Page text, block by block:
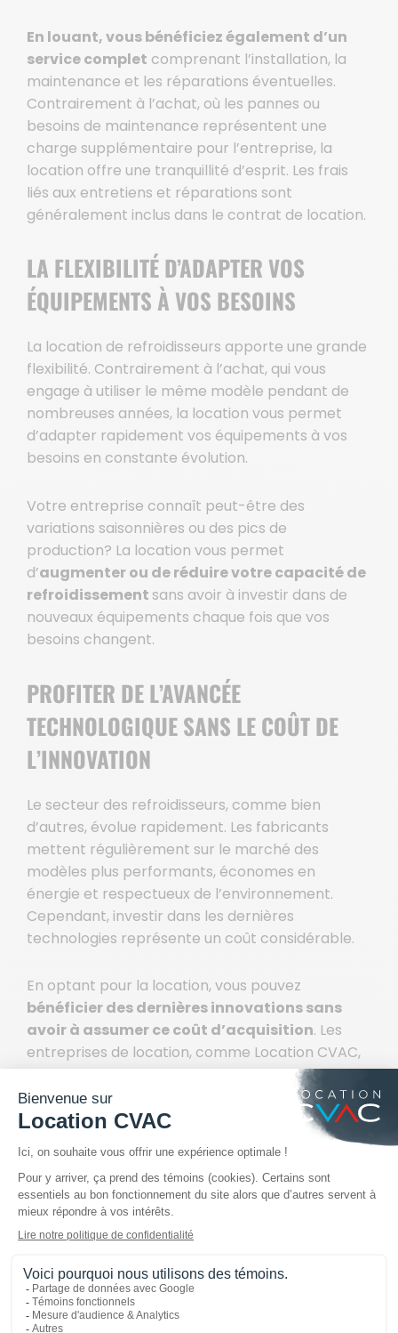
En louant, vous bénéficiez également d’un
service complet comprenant l’installation, la
maintenance et les réparations éventuelles.
Contrairement à l’achat, où les pannes ou
besoins de maintenance représentent une
charge supplémentaire pour l’entreprise, la
location offre une tranquillité d’esprit. Les frais
liés aux entretiens et réparations sont
généralement inclus dans le contrat de location.
LA FLEXIBILITÉ D’ADAPTER VOS
ÉQUIPEMENTS À VOS BESOINS
La location de refroidisseurs apporte une grande
flexibilité. Contrairement à l’achat, qui vous
engage à utiliser le même modèle pendant de
nombreuses années, la location vous permet
d’adapter rapidement vos équipements à vos
besoins en constante évolution.
Votre entreprise connaît peut-être des
variations saisonnières ou des pics de
production? La location vous permet
d’augmenter ou de réduire votre capacité de
refroidissement sans avoir à investir dans de
nouveaux équipements chaque fois que vos
besoins changent.
PROFITER DE L’AVANCÉE
TECHNOLOGIQUE SANS LE COÛT DE
L’INNOVATION
Le secteur des refroidisseurs, comme bien
d’autres, évolue rapidement. Les fabricants
mettent régulièrement sur le marché des
modèles plus performants, économes en
énergie et respectueux de l’environnement.
Cependant, investir dans les dernières
technologies représente un coût considérable.
En optant pour la location, vous pouvez
bénéficier des dernières innovations sans
avoir à assumer ce coût d’acquisition. Les
entreprises de location, comme Location CVAC,
proposent la plupart du temps des modèles
récents, vous assurant une efficacité maximale.
Cela peut également vous permettre de réaliser
des économies sur vos factures d’énergie, grâce
à des refroidisseurs plus performants et moins
gourmands en ressources.
RÉDUCTION DES RISQUES LIÉS À
L’OBSOLESCENCE
En achetant un refroidisseur, vous prenez le